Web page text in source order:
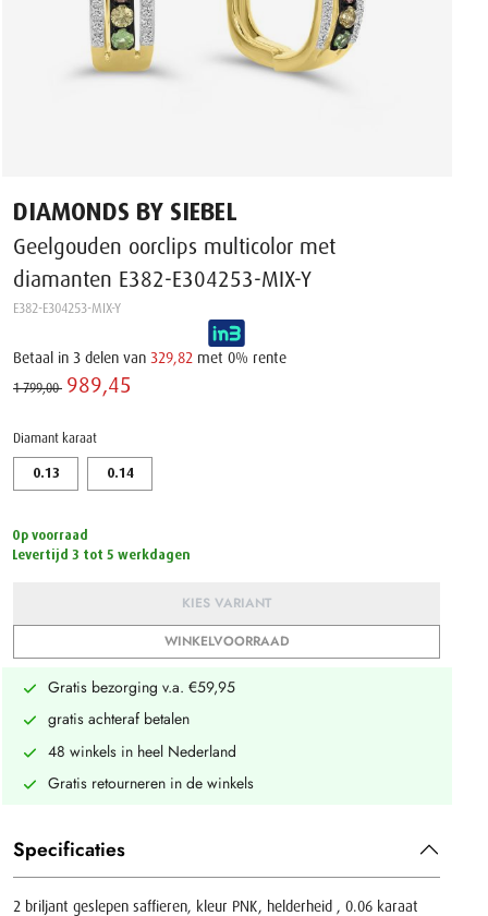
DIAMONDS BY SIEBEL
Geelgouden oorclips multicolor met
diamanten E382-E304253-MIX-Y
E382-E304253-MIX-Y
Betaal in 3 delen van 329,82 met 0% rente
1 799,00 ‌ 989,45 ‌
Diamant karaat
0.13 0.14
Op voorraad
Levertijd 3 tot 5 werkdagen
KIES VARIANT
WINKELVOORRAAD
Gratis bezorging v.a. €59,95
gratis achteraf betalen
48 winkels in heel Nederland
Gratis retourneren in de winkels
Specificaties
2 briljant geslepen saffieren, kleur PNK, helderheid , 0.06 karaat